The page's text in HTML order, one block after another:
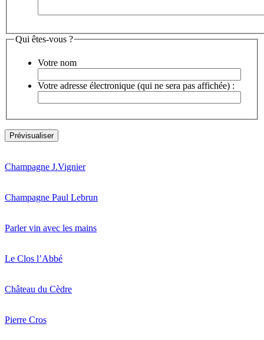
Qui êtes-vous ?
Votre nom
Votre adresse électronique (qui ne sera pas affichée) :
Champagne J.Vignier
Champagne Paul Lebrun
Parler vin avec les mains
Le Clos l’Abbé
Château du Cèdre
Pierre Cros